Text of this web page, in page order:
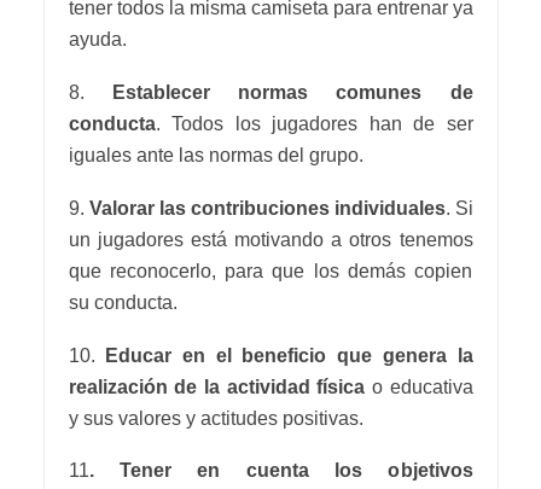
tener todos la misma camiseta para entrenar ya
ayuda.
8. Establecer normas comunes de
conducta. Todos los jugadores han de ser
iguales ante las normas del grupo.
9. Valorar las contribuciones individuales. Si
un jugadores está motivando a otros tenemos
que reconocerlo, para que los demás copien
su conducta.
10. Educar en el beneficio que genera la
realización de la actividad física o educativa
y sus valores y actitudes positivas.
11. Tener en cuenta los objetivos